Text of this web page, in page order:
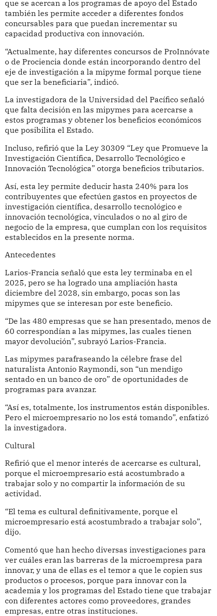
que se acercan a los programas de apoyo del Estado
también les permite acceder a diferentes fondos
concursables para que puedan incrementar su
capacidad productiva con innovación.
“Actualmente, hay diferentes concursos de ProInnóvate
o de Prociencia donde están incorporando dentro del
eje de investigación a la mipyme formal porque tiene
que ser la beneficiaria”, indicó.
La investigadora de la Universidad del Pacífico señaló
que falta decisión en las mipymes para acercarse a
estos programas y obtener los beneficios económicos
que posibilita el Estado.
Incluso, refirió que la Ley 30309 “Ley que Promueve la
Investigación Científica, Desarrollo Tecnológico e
Innovación Tecnológica” otorga beneficios tributarios.
Así, esta ley permite deducir hasta 240% para los
contribuyentes que efectúen gastos en proyectos de
investigación científica, desarrollo tecnológico e
innovación tecnológica, vinculados o no al giro de
negocio de la empresa, que cumplan con los requisitos
establecidos en la presente norma.
Antecedentes
Larios-Francia señaló que esta ley terminaba en el
2025, pero se ha logrado una ampliación hasta
diciembre del 2028, sin embargo, pocas son las
mipymes que se interesan por este beneficio.
“De las 480 empresas que se han presentado, menos de
60 correspondían a las mipymes, las cuales tienen
mayor devolución”, subrayó Larios-Francia.
Las mipymes parafraseando la célebre frase del
naturalista Antonio Raymondi, son “un mendigo
sentado en un banco de oro” de oportunidades de
programas para avanzar.
“Así es, totalmente, los instrumentos están disponibles.
Pero el microempresario no los está tomando”, enfatizó
la investigadora.
Cultural
Refirió que el menor interés de acercarse es cultural,
porque el microempresario está acostumbrado a
trabajar solo y no compartir la información de su
actividad.
“El tema es cultural definitivamente, porque el
microempresario está acostumbrado a trabajar solo”,
dijo.
Comentó que han hecho diversas investigaciones para
ver cuáles eran las barreras de la microempresa para
innovar, y una de ellas es el temor a que le copien sus
productos o procesos, porque para innovar con la
academia y los programas del Estado tiene que trabajar
con diferentes actores como proveedores, grandes
empresas, entre otras instituciones.